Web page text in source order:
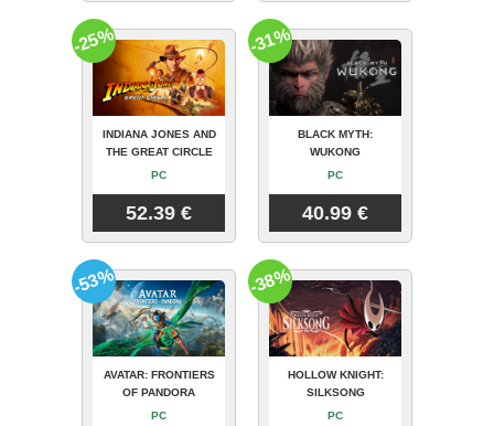
INDIANA JONES AND
THE GREAT CIRCLE
PC
52.39 €
-25%
BLACK MYTH:
WUKONG
PC
40.99 €
-31%
AVATAR: FRONTIERS
OF PANDORA
PC
-53%
HOLLOW KNIGHT:
SILKSONG
PC
-38%